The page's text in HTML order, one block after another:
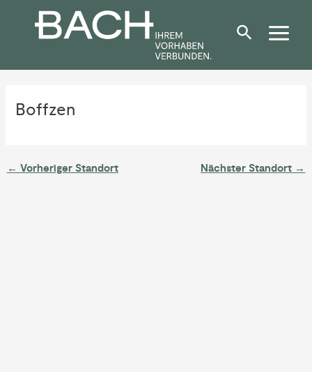
springen
Boffzen
navigation
← Vorheriger Standort Nächster Standort →